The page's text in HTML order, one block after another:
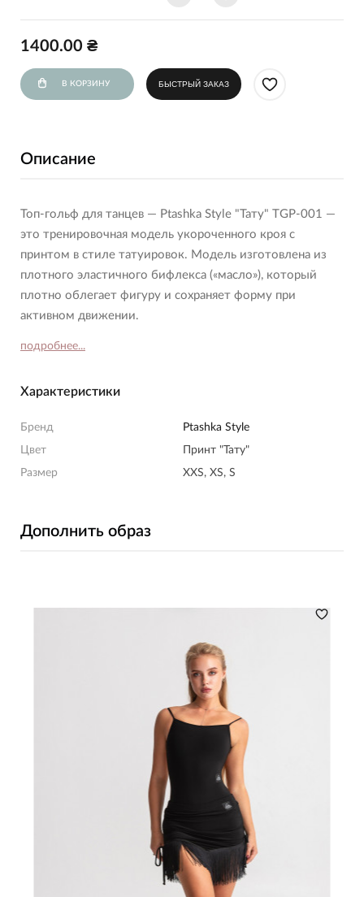
1400.00 ₴
В КОРЗИНУ БЫСТРЫЙ ЗАКАЗ
Описание
Топ-гольф для танцев — Ptashka Style "Тату" TGP-001 —
это тренировочная модель укороченного кроя с
принтом в стиле татуировок. Модель изготовлена из
плотного эластичного бифлекса («масло»), который
плотно облегает фигуру и сохраняет форму при
активном движении.
подробнее...
Характеристики
Бренд
Ptashka Style
Цвет
Принт "Тату"
Размер
XXS, XS, S
Дополнить образ